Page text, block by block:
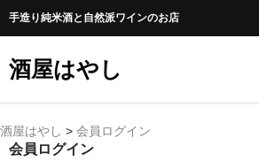
手造り純米酒と自然派ワインのお店
酒屋はやし
ホーム
酒屋はやし > 会員ログイン
会員ログイン